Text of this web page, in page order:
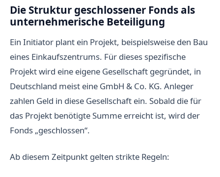
Die Struktur geschlossener Fonds als
unternehmerische Beteiligung
Ein Initiator plant ein Projekt, beispielsweise den Bau
eines Einkaufszentrums. Für dieses spezifische
Projekt wird eine eigene Gesellschaft gegründet, in
Deutschland meist eine GmbH & Co. KG. Anleger
zahlen Geld in diese Gesellschaft ein. Sobald die für
das Projekt benötigte Summe erreicht ist, wird der
Fonds „geschlossen“.
Ab diesem Zeitpunkt gelten strikte Regeln: